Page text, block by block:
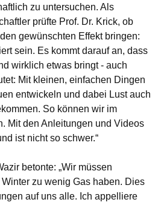
zu untersuchen. Als
prüfte Prof. Dr. Krick, ob
gewünschten Effekt bringen:
sein. Es kommt darauf an, dass
wirklich etwas bringt - auch
Mit kleinen, einfachen Dingen
entwickeln und dabei Lust auch
So können wir im
Mit den Anleitungen und Videos
ist nicht so schwer.“
betonte: „Wir müssen
zu wenig Gas haben. Dies
auf uns alle. Ich appelliere